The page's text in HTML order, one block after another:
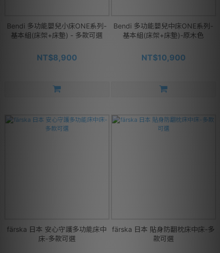
Bendi 多功能嬰兒小床ONE系列-
基本組(床架+床墊) - 多款可選
NT$8,900
Bendi 多功能嬰兒中床ONE系列-
基本組(床架+床墊)-原木色
NT$10,900
färska 日本 安心守護多功能床中
床-多款可選
färska 日本 貼身防翻枕床中床-多
款可選